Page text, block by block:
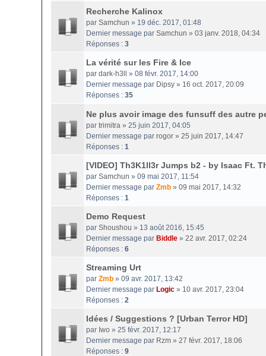
Recherche Kalinox
par Samchun » 19 déc. 2017, 01:48
Dernier message par Samchun » 03 janv. 2018, 04:34
Réponses : 3
La vérité sur les Fire & Ice
par dark-h3ll
» 08 févr. 2017, 14:00
Dernier message par Dipsy » 16 oct. 2017, 20:09
Réponses : 35
Ne plus avoir image des funsuff des autre
par trimitra » 25 juin 2017, 04:05
Dernier message par rogor » 25 juin 2017, 14:47
Réponses : 1
[VIDEO] Th3K1ll3r Jumps b2 - by Isaac Ft.
par Samchun » 09 mai 2017, 11:54
Dernier message par Zmb » 09 mai 2017, 14:32
Réponses : 1
Demo Request
par Shoushou » 13 août 2016, 15:45
Dernier message par Biddle » 22 avr. 2017, 02:24
Réponses : 6
Streaming Urt
par Zmb » 09 avr. 2017, 13:42
Dernier message par Logic » 10 avr. 2017, 23:04
Réponses : 2
Idées / Suggestions ? [Urban Terror HD]
par Iwo » 25 févr. 2017, 12:17
Dernier message par Rzm » 27 févr. 2017, 18:06
Réponses : 9